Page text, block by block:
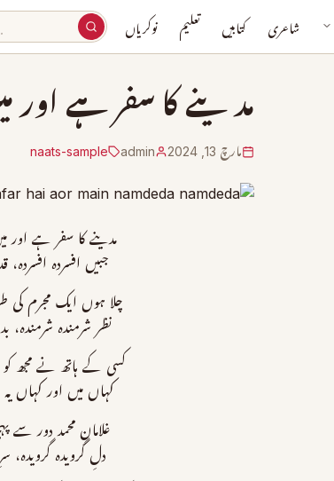
شاعری کتابیں تعلیم نوکریاں
مدینے کا سفر ہے اور
مارچ 13, 2024 admin
naats-sample
مدینے کا سفر ہے اور
جبیں افسردہ افسردہ،
چلا ہوں ایک مجرم کی
نظر شرمندہ شرمندہ،
کسی کے ہاتھ نے مجھ
کہاں میں اور کہاں یہ
غلامانِ محمد دور سے
دلِ گرویدہ گرویدہ،